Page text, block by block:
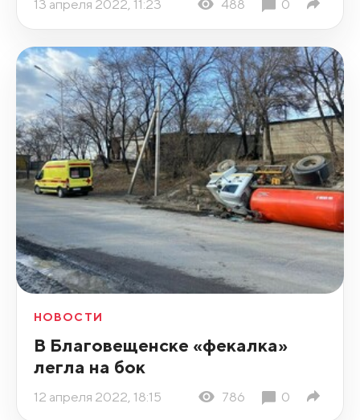
13 апреля 2022, 11:23 488 0
НОВОСТИ
В Благовещенске «фекалка»
легла на бок
12 апреля 2022, 18:15 786 0